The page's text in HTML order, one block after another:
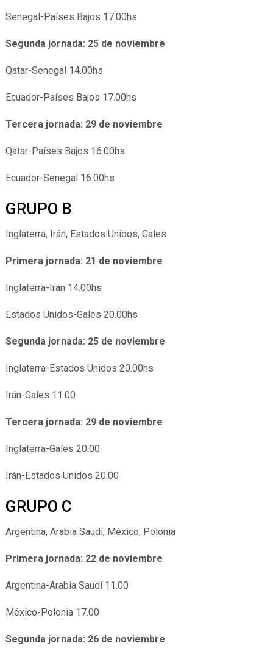
Senegal-Países Bajos 17.00hs
Segunda jornada: 25 de noviembre
Qatar-Senegal 14.00hs
Ecuador-Países Bajos 17.00hs
Tercera jornada: 29 de noviembre
Qatar-Países Bajos 16.00hs
Ecuador-Senegal 16.00hs
GRUPO B
Inglaterra, Irán, Estados Unidos, Gales
Primera jornada: 21 de noviembre
Inglaterra-Irán 14.00hs
Estados Unidos-Gales 20.00hs
Segunda jornada: 25 de noviembre
Inglaterra-Estados Unidos 20.00hs
Irán-Gales 11.00
Tercera jornada: 29 de noviembre
Inglaterra-Gales 20.00
Irán-Estados Unidos 20.00
GRUPO C
Argentina, Arabia Saudí, México, Polonia
Primera jornada: 22 de noviembre
Argentina-Arabia Saudí 11.00
México-Polonia 17.00
Segunda jornada: 26 de noviembre